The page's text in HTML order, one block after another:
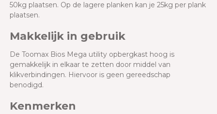
50kg plaatsen. Op de lagere planken kan je 25kg per plank
plaatsen.
Makkelijk in gebruik
De Toomax Bios Mega utility opbergkast hoog is
gemakkelijk in elkaar te zetten door middel van
klikverbindingen. Hiervoor is geen gereedschap
benodigd.
Kenmerken